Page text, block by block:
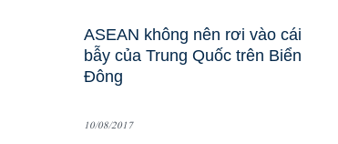
ASEAN không nên rơi vào cái
bẫy của Trung Quốc trên Biển
Đông
10/08/2017